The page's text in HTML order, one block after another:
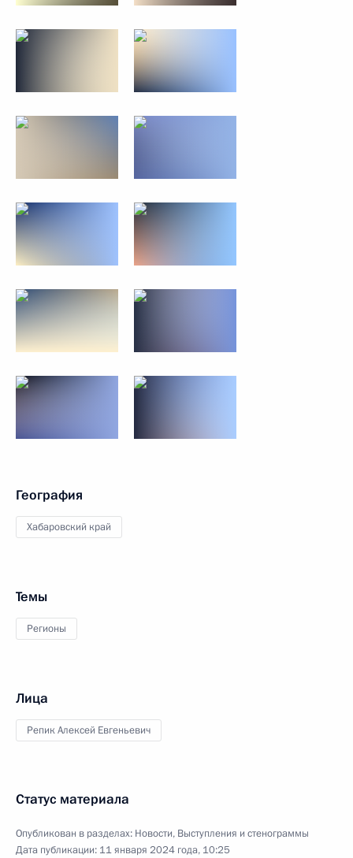
География
Хабаровский край
Темы
Регионы
Лица
Репик Алексей Евгеньевич
Статус материала
Опубликован в разделах: Новости, Выступления и стенограммы
Дата публикации: 11 января 2024 года, 10:25